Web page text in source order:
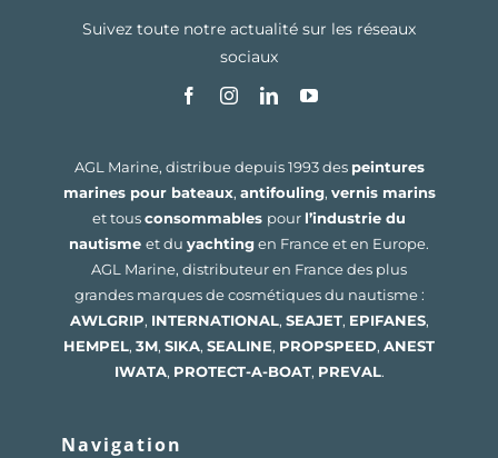
Suivez toute notre actualité sur les réseaux
sociaux
AGL Marine, distribue depuis 1993 des peintures
marines pour bateaux, antifouling, vernis marins
et tousconsommables pour l’industrie du
nautisme et du yachtingen France et en Europe.
AGL Marine, distributeur en France des plus
grandes marques de cosmétiques du nautisme :
AWLGRIP, INTERNATIONAL, SEAJET, EPIFANES,
HEMPEL, 3M, SIKA, SEALINE, PROPSPEED, ANEST
IWATA, PROTECT-A-BOAT, PREVAL.
Navigation